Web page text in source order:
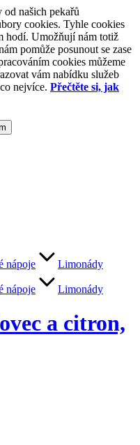
od našich pekařů
cookies. Tyhle cookies
hodí. Umožňují nám totiž
pomůže posunout se zase
cookies můžeme
vám nabídku služeb
nejvíce. Přečtěte si, jak
nápoje Limonády
nápoje Limonády
a citron,